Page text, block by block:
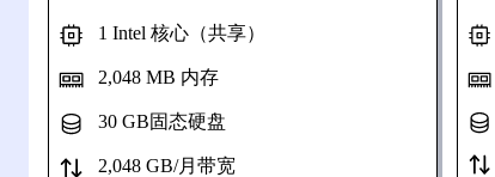
1 Intel 核心（共享）
2,048 MB 内存
30 GB固态硬盘
2,048 GB/月带宽